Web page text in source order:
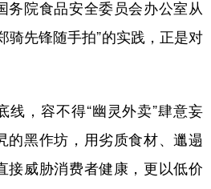
信息化 数字经济
时尚 悦读
亚太网 上市公司
务院食品安全委员会办公室从
骑先锋随手拍”的实践，正是对
，容不得“幽灵外卖”肆意妄
的黑作坊，用劣质食材、邋遢
接威胁消费者健康，更以低价